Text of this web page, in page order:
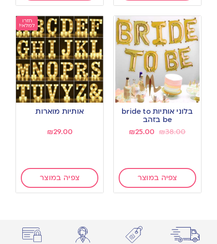
בלוני אותיות bride to
be בזהב
₪38.00
₪25.00
צפיה במוצר
חזרו
למלאי!
אותיות מוארות
₪29.00
צפיה במוצר